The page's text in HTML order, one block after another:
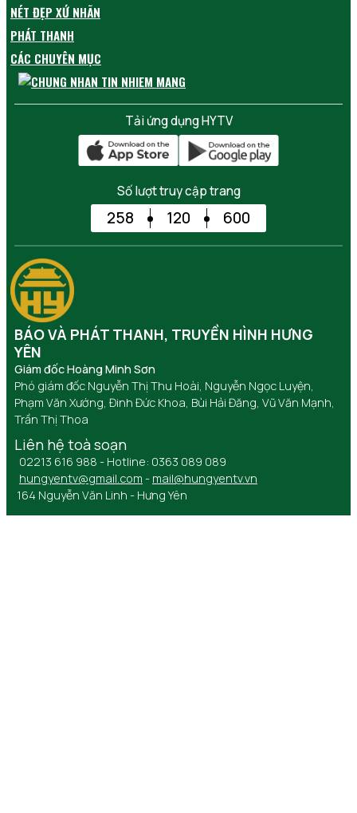
NÉT ĐẸP XỨ NHÃN
PHÁT THANH
CÁC CHUYÊN MỤC
Tải ứng dụng HYTV
Số lượt truy cập trang
258 120 600
BÁO VÀ PHÁT THANH, TRUYỀN HÌNH HƯNG
YÊN
Giám đốc Hoàng Minh Sơn
Phó giám đốc Nguyễn Thị Thu Hoài, Nguyễn Ngọc Luyện,
Phạm Văn Xướng, Đinh Đức Khoa, Bùi Hải Đăng, Vũ Văn Mạnh,
Trần Thị Thoa
Liên hệ toà soạn
02213 616 988 - Hotline: 0363 089 089
hungyentv@gmail.com - mail@hungyentv.vn
164 Nguyễn Văn Linh - Hưng Yên